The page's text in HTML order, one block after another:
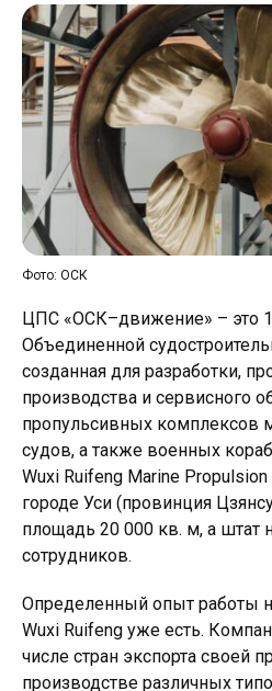
Фото: ОСК
ЦПС «ОСК–движение» – это
Объединенной
созданная для разработки,
производства и сервисного
пропульсивных комплексов
судов, а также военных
Wuxi Ruifeng Marine
городе Уси (провинция
площадь 20 000 кв. м, а штат
сотрудников.
Определенный опыт работы
Wuxi Ruifeng уже есть.
числе стран экспорта своей
производстве различных